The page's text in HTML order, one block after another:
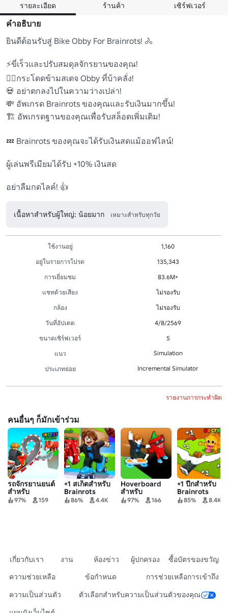
รายละเอียด ร้านค้า เซิร์ฟเวอร์
คำอธิบาย
ยินดีต้อนรับสู่ Bike Obby For Brainrots! 🚴
⚡ขี่เร็วและปรับสมดุลจักรยานของคุณ!
🤾‍♂️กระโดดข้ามสเตจ Obby ที่บ้าคลั่ง!
💀 อย่าตกลงไปในความว่างเปล่า!
💸 อัพเกรด Brainrots ของคุณและรับเงินมากขึ้น!
🏗️ อัพเกรดฐานของคุณเพื่อรับสล็อตเพิ่มเติม!
💤 Brainrots ของคุณจะได้รับเงินสดแม้ออฟไลน์!
ผู้เล่นพรีเมียมได้รับ +10% เงินสด
อย่าลืมกดไลค์! 👍
เนื้อหาสำหรับผู้ใหญ่: น้อยมาก เหมาะสำหรับทุกวัย
ใช้งานอยู่
1,160
อยู่ในรายการโปรด
135,343
การเยี่ยมชม
83.6M+
แชทด้วยเสียง
ไม่รองรับ
กล้อง
ไม่รองรับ
วันที่อัปเดต
4/8/2569
ขนาดเซิร์ฟเวอร์
5
แนว
Simulation
ประเภทย่อย Incremental Simulator
รายงานการกระทำผิด
คนอื่นๆ ก็มักเข้าร่วม
รถจักรยานยนต์
สําหรับ
Brainrots
97% 159
+1 สเก็ตสำหรับ
Brainrots
86% 4.4K
Hoverboard
สำหรับ
Brainrots!
97% 166
+1 ปีกสำหรับ
Brainrots
85% 8.4K
เกี่ยวกับเรา งาน ห้องข่าว ผู้ปกครอง
ซื้อบัตรของขวัญ
ความช่วยเหลือ
ข้อกำหนด
การช่วยเหลือการเข้าถึง
ความเป็นส่วนตัว
ตัวเลือกสำหรับความเป็นส่วนตัวของคุณ